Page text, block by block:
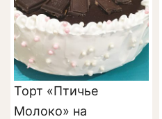
Торт «Птичье
Молоко» на